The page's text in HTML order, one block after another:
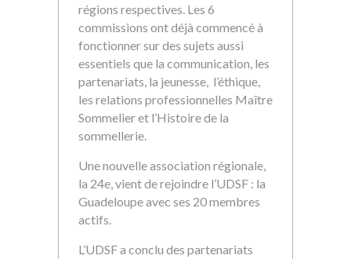
régions respectives. Les 6
commissions ont déjà commencé à
fonctionner sur des sujets aussi
essentiels que la communication, les
partenariats, la jeunesse, l’éthique,
les relations professionnelles Maître
Sommelier et l’Histoire de la
sommellerie.
Une nouvelle association régionale,
la 24e, vient de rejoindre l’UDSF : la
Guadeloupe avec ses 20 membres
actifs.
L’UDSF a conclu des partenariats